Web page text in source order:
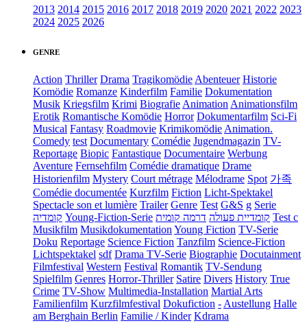
2013 2014 2015 2016 2017 2018 2019 2020 2021 2022 2023
2024 2025 2026
GENRE
Action Thriller Drama Tragikomödie Abenteuer Historie
Komödie Romanze Kinderfilm Familie Dokumentation
Musik Kriegsfilm Krimi Biografie Animation Animationsfilm
Erotik Romantische Komödie Horror Dokumentarfilm Sci-Fi
Musical Fantasy Roadmovie Krimikomödie Animation.
Comedy test Documentary Comédie Jugendmagazin TV-
Reportage Biopic Fantastique Documentaire Werbung
Aventure Fernsehfilm Comédie dramatique Drame
Historienfilm Mystery Court métrage Mélodrame Spot 가족
Comédie documentée Kurzfilm Fiction Licht-Spektakel
Spectacle son et lumière Trailer Genre Test G&S g Serie
קומדיה Young-Fiction-Serie קומדיית פעולה דרמה קומית
Test c
Musikfilm Musikdokumentation Young Fiction TV-Serie
Doku Reportage Science Fiction Tanzfilm Science-Fiction
Lichtspektakel sdf Drama TV-Serie Biographie Docutainment
Filmfestival Western Festival Romantik TV-Sendung
Spielfilm Genres Horror-Thriller Satire Divers History True
Crime TV-Show Multimedia-Installation Martial Arts
Familienfilm Kurzfilmfestival Dokufiction - Austellung Halle
am Berghain Berlin Familie / Kinder Kdrama